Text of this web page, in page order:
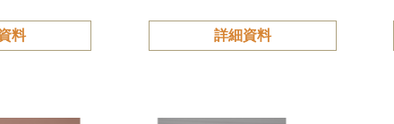
料 詳細資料